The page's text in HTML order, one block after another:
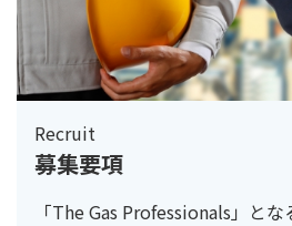
Recruit
募集要項
「The Gas Professionals」と